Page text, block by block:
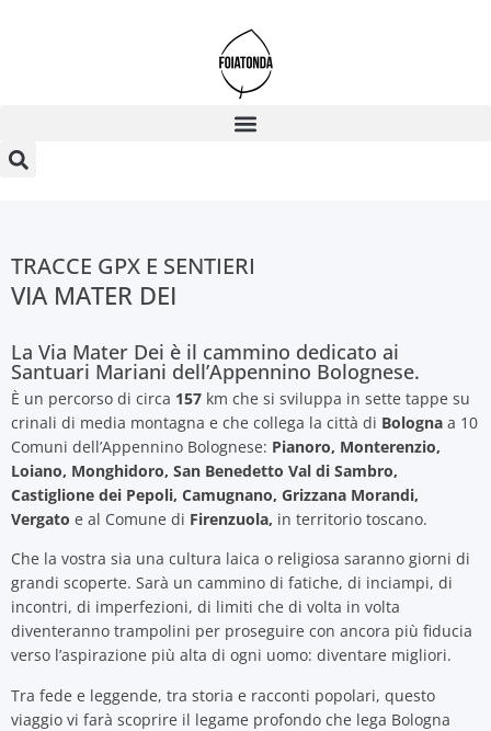
TRACCE GPX E SENTIERI
VIA MATER DEI
La Via Mater Dei è il cammino dedicato ai
Santuari Mariani dell’Appennino Bolognese.
È un percorso di circa 157 km che si sviluppa in sette tappe su
crinali di media montagna e che collega la città di Bologna a 10
Comuni dell’Appennino Bolognese: Pianoro, Monterenzio,
Loiano, Monghidoro, San Benedetto Val di Sambro,
Castiglione dei Pepoli, Camugnano, Grizzana Morandi,
Vergato e al Comune di Firenzuola, in territorio toscano.
Che la vostra sia una cultura laica o religiosa saranno giorni di
grandi scoperte. Sarà un cammino di fatiche, di inciampi, di
incontri, di imperfezioni, di limiti che di volta in volta
diventeranno trampolini per proseguire con ancora più fiducia
verso l’aspirazione più alta di ogni uomo: diventare migliori.
Tra fede e leggende, tra storia e racconti popolari, questo
viaggio vi farà scoprire il legame profondo che lega Bologna